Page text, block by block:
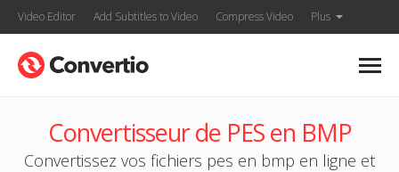
Video Editor Add Subtitles to Video Compress Video Plus
Convertisseur de PES en BMP
Convertissez vos fichiers pes en bmp en ligne et